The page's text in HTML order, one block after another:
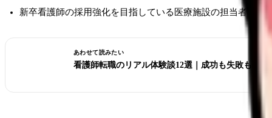
新卒看護師の採用強化を目指している医療施設の担当者
あわせて読みたい
看護師転職のリアル体験談12選｜成功も失敗も全部